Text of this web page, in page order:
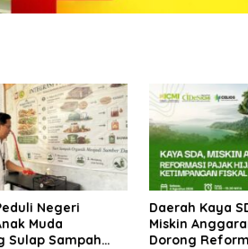
SDA Masih
ICMI Sulsel
Fiskal
Inspiratif!
Makassar
Budaya Pilah